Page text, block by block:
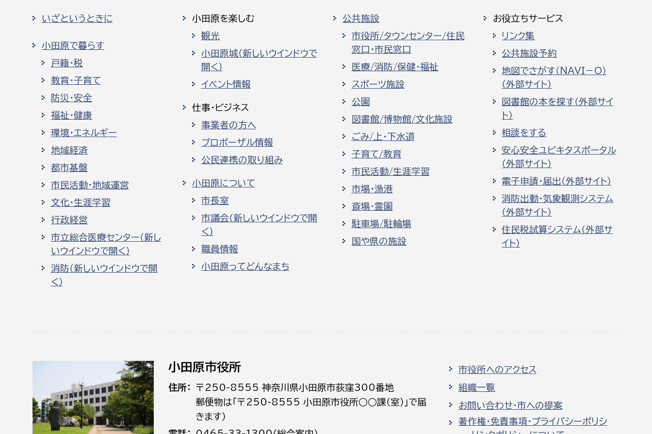
いざというときに
小田原で暮らす
戸籍・税
教育・子育て
防災・安全
福祉・健康
環境・エネルギー
地域経済
都市基盤
市民活動・地域運営
文化・生涯学習
行政経営
市立総合医療センター（新し
いウインドウで開く）
消防（新しいウインドウで開
く）
小田原を楽しむ
観光
小田原城（新しいウインドウで
開く）
イベント情報
仕事・ビジネス
事業者の方へ
プロポーザル情報
公民連携の取り組み
小田原について
市長室
市議会（新しいウインドウで開
く）
職員情報
小田原ってどんなまち
公共施設
市役所/タウンセンター/住民
窓口・市民窓口
医療/消防/保健・福祉
スポーツ施設
公園
図書館/博物館/文化施設
ごみ/上・下水道
子育て/教育
市民活動/生涯学習
市場・漁港
斎場・霊園
駐車場/駐輪場
国や県の施設
お役立ちサービス
リンク集
公共施設予約
地図でさがす（NAVI－O）
（外部サイト）
図書館の本を探す（外部サイ
ト）
相談をする
安心安全ユビキタスポータル
（外部サイト）
電子申請・届出（外部サイト）
消防出動・気象観測システム
（外部サイト）
住民税試算システム（外部サ
イト）
小田原市役所
住所
〒250-8555 神奈川県小田原市荻窪300番地
郵便物は「〒250-8555 小田原市役所○○課（室）」で届
きます）
市役所へのアクセス
組織一覧
お問い合わせ・市への提案
著作権・免責事項・プライバシーポリシ